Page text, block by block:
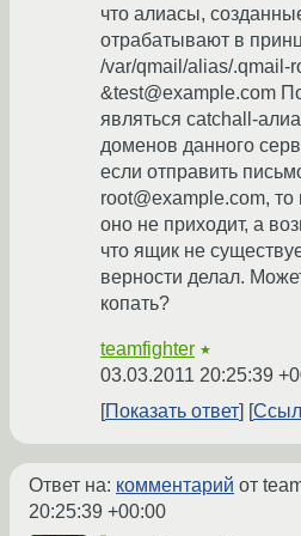
что алиасы,
отрабатывают в
/var/qmail/alias/.qmail-
&test@example.com
являться catchall-
доменов данного
если отправить
root@example.com,
оно не приходит, а
что ящик не
верности делал.
копать?
teamfighter ★
03.03.2011 20:25:39
Показать ответ
Ответ на: комментарий от
20:25:39 +00:00